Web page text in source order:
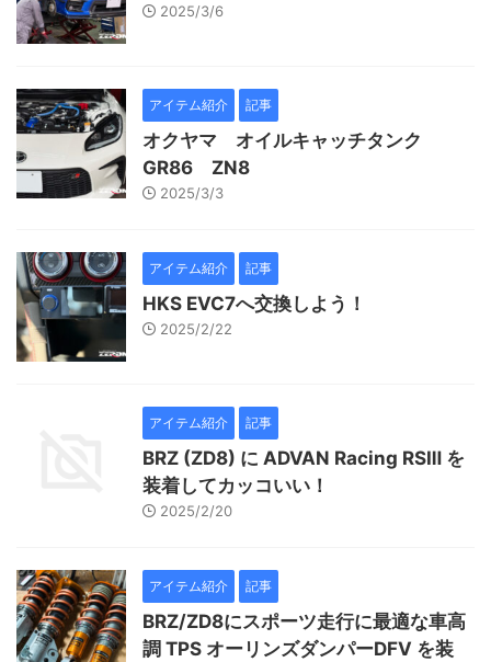
2025/3/6
アイテム紹介 記事
オクヤマ オイルキャッチタンク
GR86 ZN8
2025/3/3
アイテム紹介 記事
HKS EVC7へ交換しよう！
2025/2/22
アイテム紹介 記事
BRZ (ZD8) に ADVAN Racing RSⅢ を
装着してカッコいい！
2025/2/20
アイテム紹介 記事
BRZ/ZD8にスポーツ走行に最適な車高
調 TPS オーリンズダンパーDFV を装